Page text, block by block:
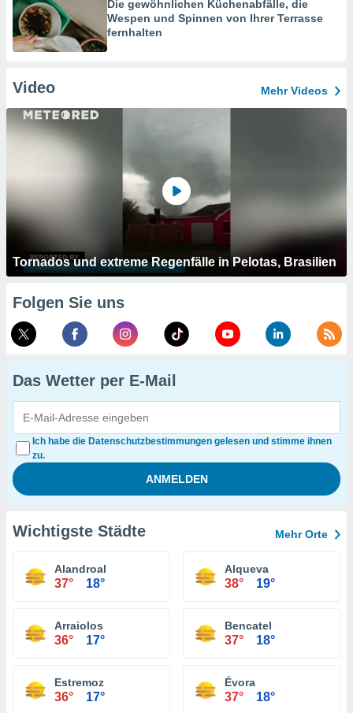
Die gewöhnlichen Küchenabfälle, die
Wespen und Spinnen von Ihrer Terrasse
fernhalten
Video Mehr Videos
Tornados und extreme Regenfälle in Pelotas, Brasilien
Folgen Sie uns
Das Wetter per E-Mail
Ich habe die Datenschutzbestimmungen gelesen und stimme ihnen
zu.
Wichtigste Städte Mehr Orte
Alandroal
37° 18°
Alqueva
38° 19°
Arraiolos
36° 17°
Bencatel
37° 18°
Estremoz
36° 17°
Évora
37° 18°